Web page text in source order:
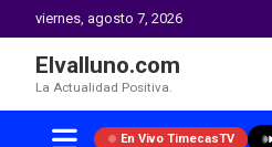
viernes, agosto 7, 2026
Elvalluno.com
La Actualidad Positiva.
En Vivo TimecasTV